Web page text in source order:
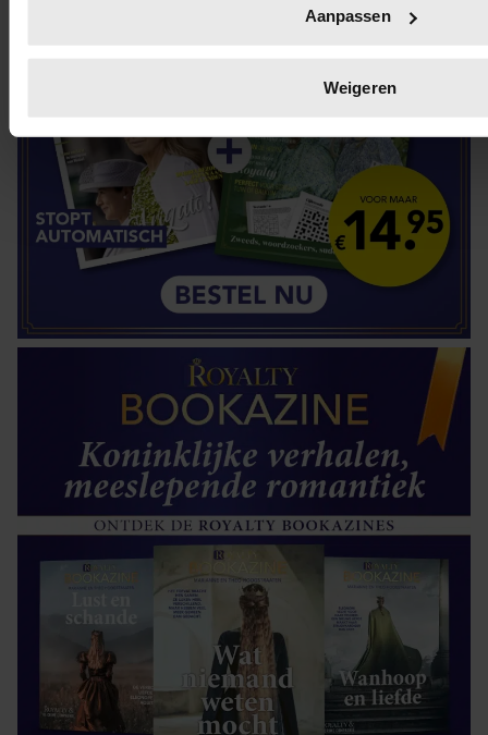
We gebruiken cookies om content en advertenties te
informatie over uw gebruik van onze site met onze partners
adverteren en analyse. Deze partners kunnen deze
informatie die u aan ze heeft verstrekt of die ze hebben
gebruik van hun services. U gaat akkoord met onze
gebruiken.
Aanpassen
Weigeren